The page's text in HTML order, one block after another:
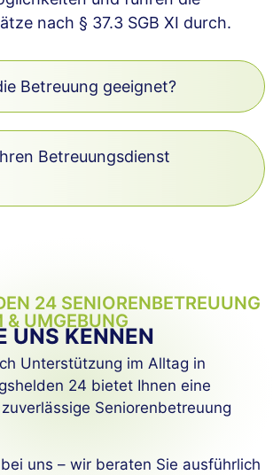
nach § 37.3 SGB XI durch.
Betreuung geeignet?
Betreuungsdienst
24 SENIOREN­BETREUUNG
& UMGEBUNG
UNS KENNEN
Unterstützung im Alltag in
24 bietet Ihnen eine
Seniorenbetreuung
uns – wir beraten Sie ausführlich